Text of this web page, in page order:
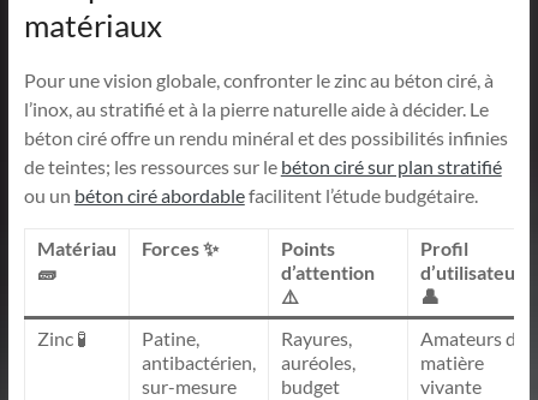
matériaux
Pour une vision globale, confronter le zinc au béton ciré, à
l’inox, au stratifié et à la pierre naturelle aide à décider. Le
béton ciré offre un rendu minéral et des possibilités infinies
de teintes; les ressources sur le béton ciré sur plan stratifié
ou un béton ciré abordablefacilitent l’étude budgétaire.
Matériau
🧱
Forces ✨
Points
d’attention
⚠️
Profil
d’utilisateur
👤
Zinc 🧪
Patine,
antibactérien,
sur-mesure
Rayures,
auréoles,
budget
Amateurs de
matière
vivante